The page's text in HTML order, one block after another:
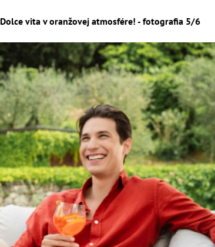
Dolce vita v oranžovej atmosfére! - fotografia 5/6